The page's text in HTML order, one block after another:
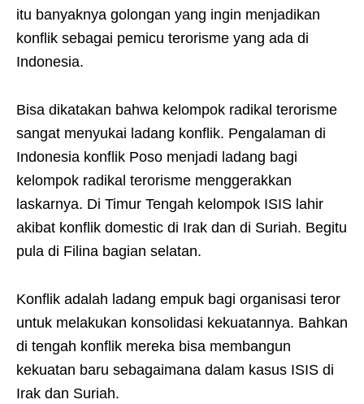
itu banyaknya golongan yang ingin menjadikan
konflik sebagai pemicu terorisme yang ada di
Indonesia.
Bisa dikatakan bahwa kelompok radikal terorisme
sangat menyukai ladang konflik. Pengalaman di
Indonesia konflik Poso menjadi ladang bagi
kelompok radikal terorisme menggerakkan
laskarnya. Di Timur Tengah kelompok ISIS lahir
akibat konflik domestic di Irak dan di Suriah. Begitu
pula di Filina bagian selatan.
Konflik adalah ladang empuk bagi organisasi teror
untuk melakukan konsolidasi kekuatannya. Bahkan
di tengah konflik mereka bisa membangun
kekuatan baru sebagaimana dalam kasus ISIS di
Irak dan Suriah.